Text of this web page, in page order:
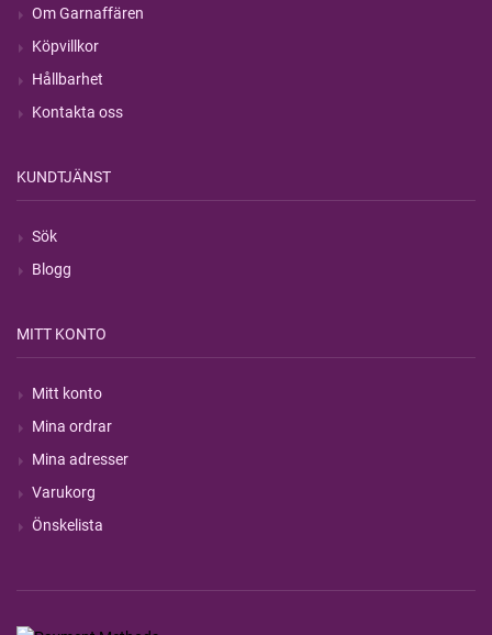
Om Garnaffären
Köpvillkor
Hållbarhet
Kontakta oss
KUNDTJÄNST
Sök
Blogg
MITT KONTO
Mitt konto
Mina ordrar
Mina adresser
Varukorg
Önskelista